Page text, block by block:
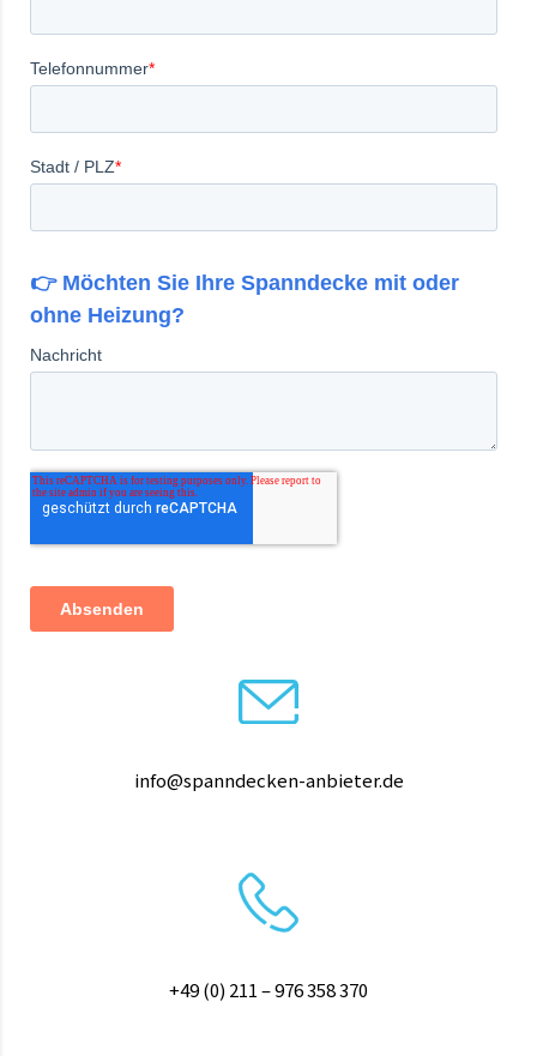
info@spanndecken-anbieter.de
+49 (0) 211 – 976 358 370